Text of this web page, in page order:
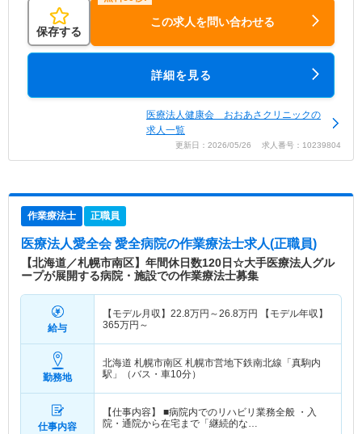
保存する
この求人を問い合わせる
詳細を見る
医療法人健康会 おおあさクリニックの
求人一覧
更新日：2026/05/26 求人番号：10239804
作業療法士 正職員
医療法人愛全会 愛全病院の作業療法士求人(正職員)
【北海道／札幌市南区】年間休日数120日☆大手医療法人グル
ープが展開する病院・施設での作業療法士募集
給与
【モデル月収】 22.8万円～26.8万円
【モデル年収】
365万円～
勤務地
北海道 札幌市南区 札幌市営地下鉄南北線「真駒内
駅」（バス・車10分）
仕事内容
【仕事内容】 ■病院内でのリハビリ業務全般 ・入
院・通院から在宅まで「継続的な…